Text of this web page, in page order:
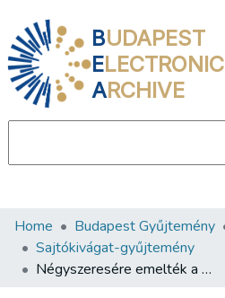
BUDAPEST
ELECTRONIC
ARCHIVE
Communities & Collections
All of DSpace
Home Budapest Gyűjtemény
Sajtókivágat-gyűjtemény
Négyszeresére emelték a gázárakat, s ezt a főváros "ármérséklésnek" nevezi